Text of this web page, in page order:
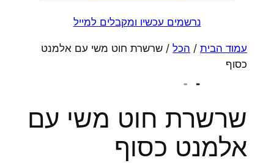
נרשמים עכשיו ומקבלים למייל
עמוד הבית/ הכל/ שרשרת חוט משי עם אלמנט
כסוף
שרשרת חוט משי עם
אלמנט כסוף